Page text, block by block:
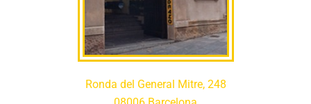
Ronda del General Mitre, 248